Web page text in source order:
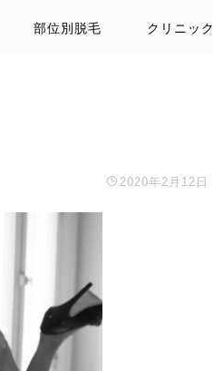
部位別脱毛 クリニック
2020年2月12日